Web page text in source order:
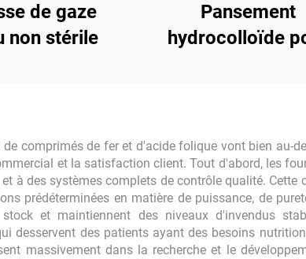
de gaze
non stérile
Pansement
hydrocolloïde
comprimés de fer et d'acide folique vont bien au-
et la satisfaction client. Tout d'abord, les
à des systèmes complets de contrôle qualité.
prédéterminées en matière de puissance, de
et maintiennent des niveaux d'invendus
desservent des patients ayant des besoins
massivement dans la recherche et le